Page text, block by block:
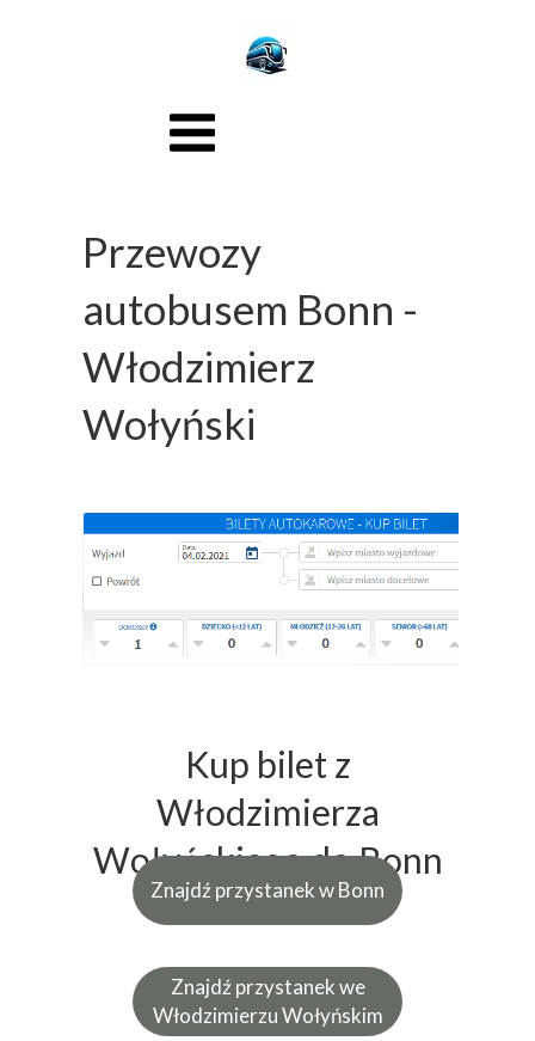
Znajdź przystanek w Bonn
Znajdź przystanek we
Włodzimierzu Wołyńskim
Kup bilet z
Włodzimierza
Wołyńskiego do Bonn
Przewozy
autobusem Bonn -
Włodzimierz
Wołyński